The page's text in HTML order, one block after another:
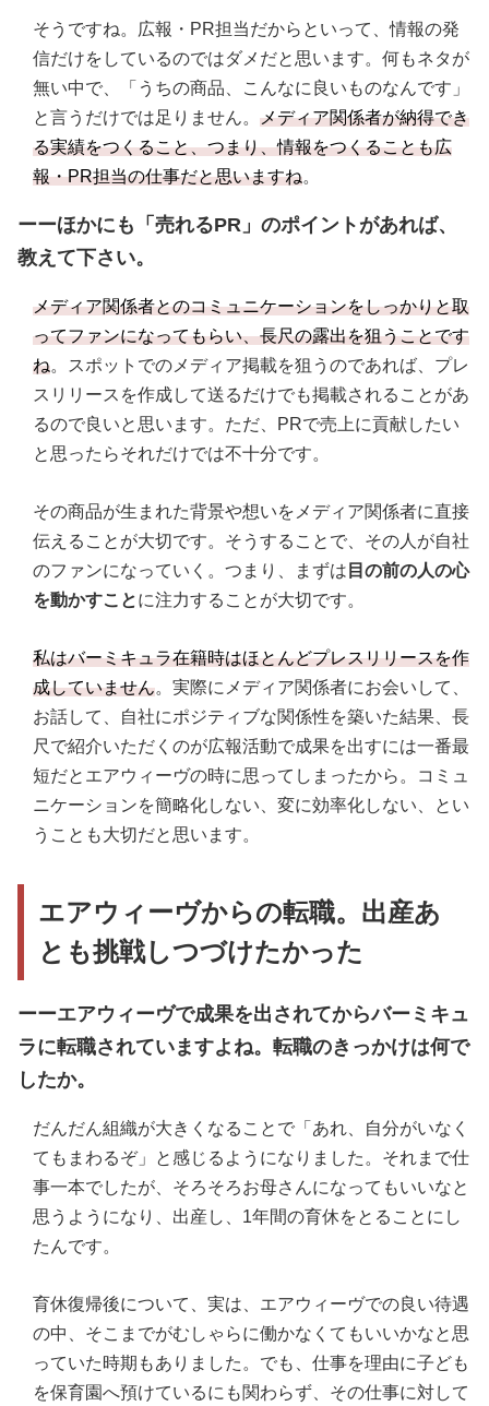
そうですね。広報・PR担当だからといって、情報の発
信だけをしているのではダメだと思います。何もネタが
無い中で、「うちの商品、こんなに良いものなんです」
と言うだけでは足りません。 メディア関係者が納得でき
る実績をつくること、つまり、情報をつくることも広
報・PR担当の仕事だと思いますね。
ーーほかにも「売れるPR」のポイントがあれば、
教えて下さい。
メディア関係者とのコミュニケーションをしっかりと取
ってファンになってもらい、長尺の露出を狙うことです
ね。スポットでのメディア掲載を狙うのであれば、プレ
スリリースを作成して送るだけでも掲載されることがあ
るので良いと思います。ただ、PRで売上に貢献したい
と思ったらそれだけでは不十分です。
その商品が生まれた背景や想いをメディア関係者に直接
伝えることが大切です。そうすることで、その人が自社
のファンになっていく。つまり、まずは 目の前の人の心
を動かすことに注力することが大切です。
私はバーミキュラ在籍時はほとんどプレスリリースを作
成していません。実際にメディア関係者にお会いして、
お話して、自社にポジティブな関係性を築いた結果、長
尺で紹介いただくのが広報活動で成果を出すには一番最
短だとエアウィーヴの時に思ってしまったから。コミュ
ニケーションを簡略化しない、変に効率化しない、とい
うことも大切だと思います。
エアウィーヴからの転職。出産あ
とも挑戦しつづけたかった
ーーエアウィーヴで成果を出されてからバーミキュ
ラに転職されていますよね。転職のきっかけは何で
したか。
だんだん組織が大きくなることで「あれ、自分がいなく
てもまわるぞ」と感じるようになりました。それまで仕
事一本でしたが、そろそろお母さんになってもいいなと
思うようになり、出産し、1年間の育休をとることにし
たんです。
育休復帰後について、実は、エアウィーヴでの良い待遇
の中、そこまでがむしゃらに働かなくてもいいかなと思
っていた時期もありました。でも、仕事を理由に子ども
を保育園へ預けているにも関わらず、その仕事に対して